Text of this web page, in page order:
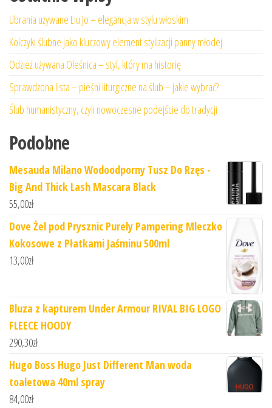
Ubrania używane Liu Jo – elegancja w stylu włoskim
Kolczyki ślubne jako kluczowy element stylizacji panny młodej
Odzież używana Oleśnica – styl, który ma historię
Sprawdzona lista – pieśni liturgiczne na ślub – jakie wybrać?
Ślub humanistyczny, czyli nowoczesne podejście do tradycji
Podobne
Mesauda Milano Wodoodporny Tusz Do Rzęs -
Big And Thick Lash Mascara Black
55,00zł
Dove Żel pod Prysznic Purely Pampering Mleczko
Kokosowe z Płatkami Jaśminu 500ml
13,00zł
Bluza z kapturem Under Armour RIVAL BIG LOGO
FLEECE HOODY
290,30zł
Hugo Boss Hugo Just Different Man woda
toaletowa 40ml spray
84,00zł